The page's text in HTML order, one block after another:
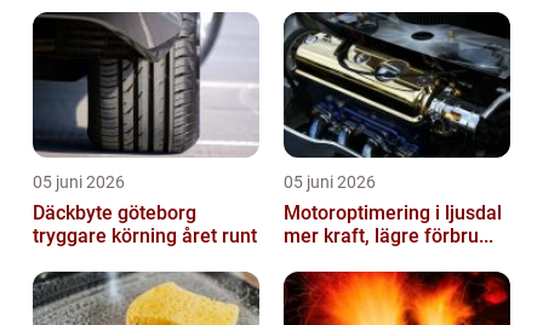
05 juni 2026
Däckbyte göteborg
tryggare körning året runt
05 juni 2026
Motoroptimering i ljusdal
mer kraft, lägre förbru...